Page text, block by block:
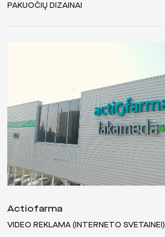
PAKUOČIŲ DIZAINAI
Actiofarma
VIDEO REKLAMA (INTERNETO SVETAINEI)